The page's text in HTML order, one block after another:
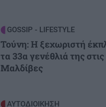
GOSSIP - LIFESTYLE
Τούνη: Η ξεχωριστή
τα 33α γενέθλιά της στις
Μαλδίβες
ΑΥΤΟΔΙΟΙΚΗΣΗ